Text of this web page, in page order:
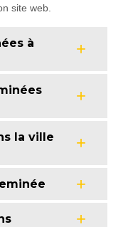
site web.
à
la ville